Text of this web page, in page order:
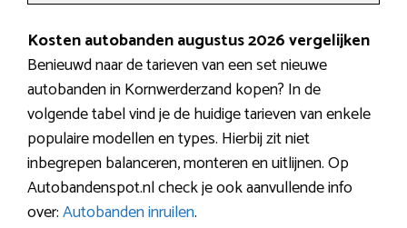
Kosten autobanden augustus 2026 vergelijken
Benieuwd naar de tarieven van een set nieuwe
autobanden in Kornwerderzand kopen? In de
volgende tabel vind je de huidige tarieven van enkele
populaire modellen en types. Hierbij zit niet
inbegrepen balanceren, monteren en uitlijnen. Op
Autobandenspot.nl check je ook aanvullende info
over:Autobanden inruilen.